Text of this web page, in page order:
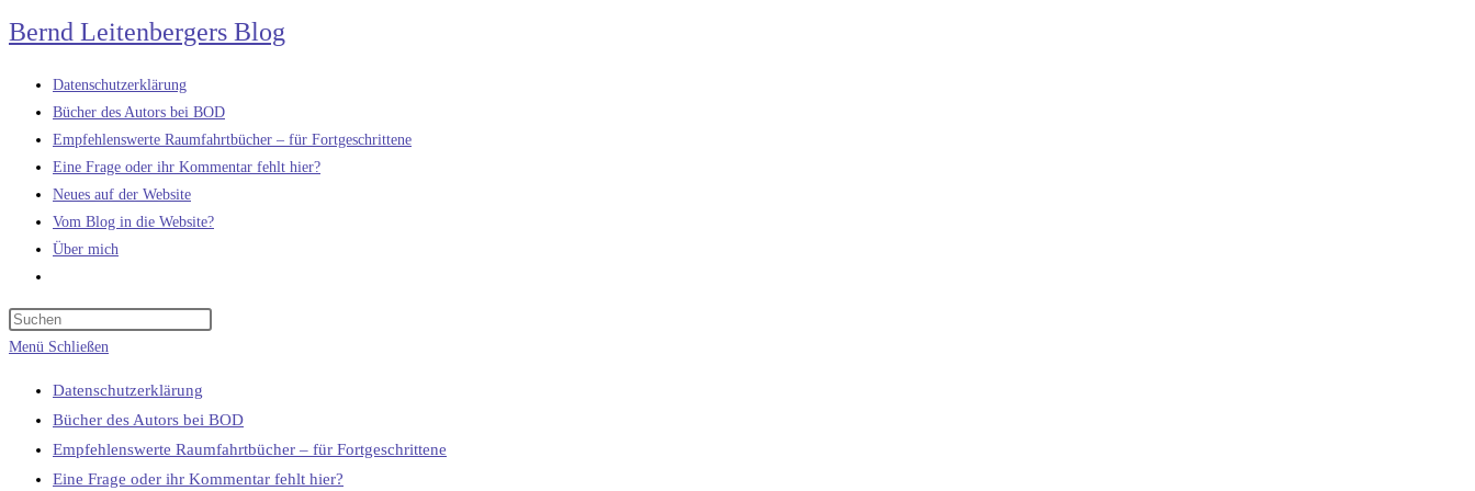
Zum
Inhalt
springen
Bernd Leitenbergers Blog
Datenschutzerklärung
Bücher des Autors bei BOD
Empfehlenswerte Raumfahrtbücher – für Fortgeschrittene
Eine Frage oder ihr Kommentar fehlt hier?
Neues auf der Website
Vom Blog in die Website?
Über mich
umschalten
Menü Schließen
Datenschutzerklärung
Bücher des Autors bei BOD
Empfehlenswerte Raumfahrtbücher – für Fortgeschrittene
Eine Frage oder ihr Kommentar fehlt hier?